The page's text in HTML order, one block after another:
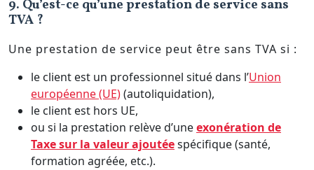
9. Qu’est-ce qu’une prestation de service sans
TVA ?
Une prestation de service peut être sans TVA si :
le client est un professionnel situé dans l’Union
européenne (UE)(autoliquidation),
le client est hors UE,
ou si la prestation relève d’uneexonération de
Taxe sur la valeur ajoutéespécifique (santé,
formation agréée, etc.).